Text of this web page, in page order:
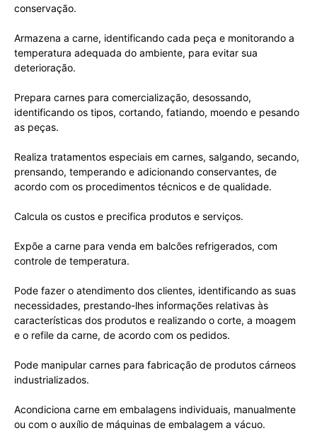
conservação.
Armazena a carne, identificando cada peça e monitorando a
temperatura adequada do ambiente, para evitar sua
deterioração.
Prepara carnes para comercialização, desossando,
identificando os tipos, cortando, fatiando, moendo e pesando
as peças.
Realiza tratamentos especiais em carnes, salgando, secando,
prensando, temperando e adicionando conservantes, de
acordo com os procedimentos técnicos e de qualidade.
Calcula os custos e precifica produtos e serviços.
Expõe a carne para venda em balcões refrigerados, com
controle de temperatura.
Pode fazer o atendimento dos clientes, identificando as suas
necessidades, prestando-lhes informações relativas às
características dos produtos e realizando o corte, a moagem
e o refile da carne, de acordo com os pedidos.
Pode manipular carnes para fabricação de produtos cárneos
industrializados.
Acondiciona carne em embalagens individuais, manualmente
ou com o auxílio de máquinas de embalagem a vácuo.